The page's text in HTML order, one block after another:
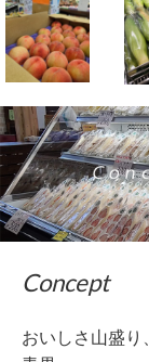
Concept
おいしさ山盛